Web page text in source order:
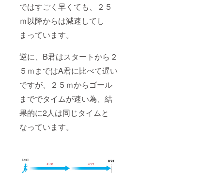
ではすごく早くても、２５
ｍ以降からは減速してし
まっています。
逆に、B君はスタートから２
５ｍまではA君に比べて遅い
ですが、２５ｍからゴール
まででタイムが速い為、結
果的に2人は同じタイムと
なっています。